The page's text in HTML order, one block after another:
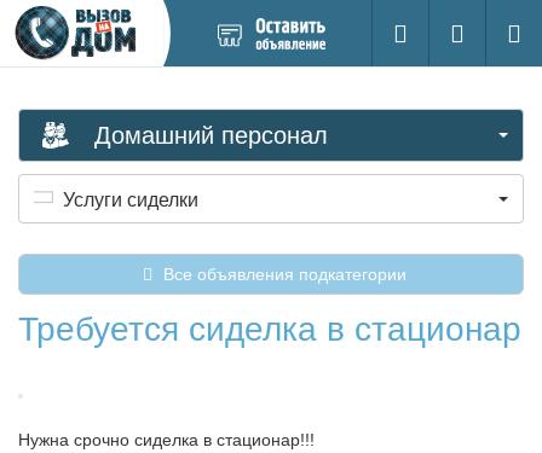
новое
Поиск
Вход на
Домашний персонал
Услуги сиделки
Все объявления подкатегории
Требуется сиделка в стационар
Нужна срочно сиделка в стационар!!!